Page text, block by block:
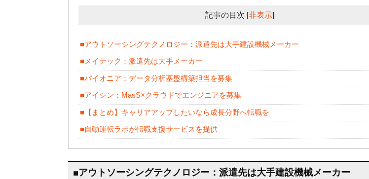
記事の目次 [非表示]
■アウトソーシングテクノロジー：派遣先は大手建設機械メーカー
■メイテック：派遣先は大手メーカー
■パイオニア：データ分析基盤構築担当を募集
■アイシン：MasS×クラウドでエンジニアを募集
■【まとめ】キャリアアップしたいなら成長分野へ転職を
■自動運転ラボが転職支援サービスを提供
■アウトソーシングテクノロジー：派遣先は大手建設機械メーカー